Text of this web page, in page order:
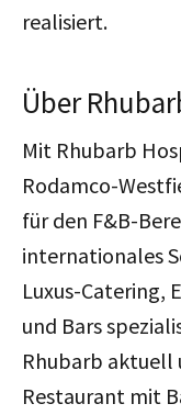
realisiert.
Über
Mit Rhubarb
Rodamco-
für den F&B-
internationales
Luxus-Catering,
und Bars
Rhubarb aktuell
Restaurant mit